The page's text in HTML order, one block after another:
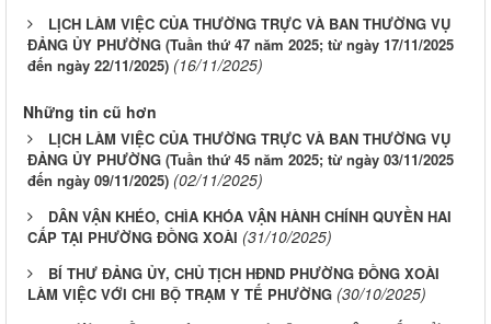
LỊCH LÀM VIỆC CỦA THƯỜNG TRỰC VÀ BAN THƯỜNG VỤ
ĐẢNG ỦY PHƯỜNG (Tuần thứ 47 năm 2025; từ ngày 17/11/2025
đến ngày 22/11/2025) (16/11/2025)
Những tin cũ hơn
LỊCH LÀM VIỆC CỦA THƯỜNG TRỰC VÀ BAN THƯỜNG VỤ
ĐẢNG ỦY PHƯỜNG (Tuần thứ 45 năm 2025; từ ngày 03/11/2025
đến ngày 09/11/2025) (02/11/2025)
DÂN VẬN KHÉO, CHÌA KHÓA VẬN HÀNH CHÍNH QUYỀN HAI
CẤP TẠI PHƯỜNG ĐỒNG XOÀI (31/10/2025)
BÍ THƯ ĐẢNG ỦY, CHỦ TỊCH HĐND PHƯỜNG ĐỒNG XOÀI
LÀM VIỆC VỚI CHI BỘ TRẠM Y TẾ PHƯỜNG (30/10/2025)